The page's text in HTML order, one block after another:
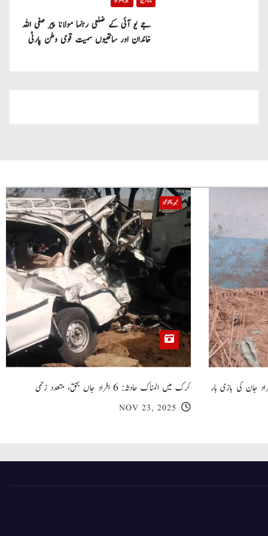
جے یو آئی کے ضلعی رہنما مولانا پیر صفی اللہ
خاندان اور ساتھیوں سمیت قومی وطن پارٹی
گھر کی چھت گرنے کا سانحہ: 5 افراد جان کی بازی ہار
خیبر پختونخوا
کرک میں المناک حادثہ: 6 افراد جاں بحق، متعدد زخمی
NOV 23, 2025